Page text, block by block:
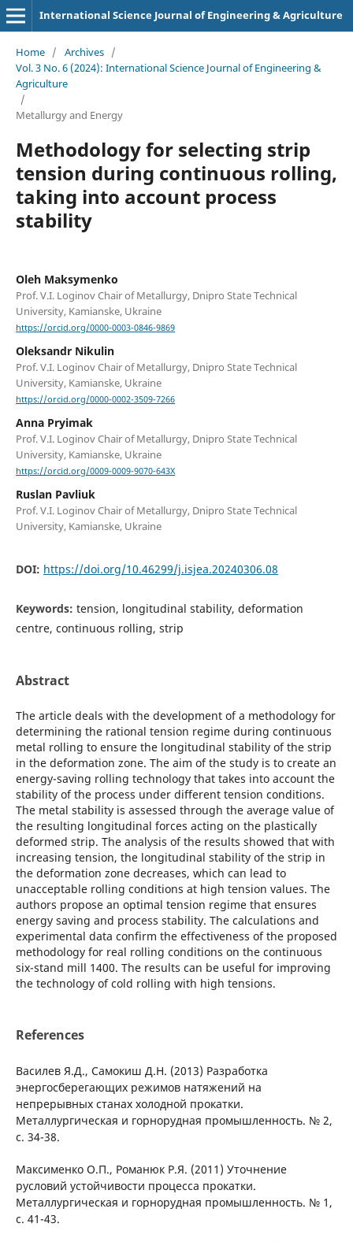
International Science Journal of Engineering & Agriculture
Home / Archives /
Vol. 3 No. 6 (2024): International Science Journal of Engineering &
Agriculture
/
Metallurgy and Energy
Methodology for selecting strip
tension during continuous rolling,
taking into account process
stability
Oleh Maksymenko
Prof. V.I. Loginov Chair of Metallurgy, Dnipro State Technical
University, Kamianske, Ukraine
https://orcid.org/0000-0003-0846-9869
Oleksandr Nikulin
Prof. V.I. Loginov Chair of Metallurgy, Dnipro State Technical
University, Kamianske, Ukraine
https://orcid.org/0000-0002-3509-7266
Anna Pryimak
Prof. V.I. Loginov Chair of Metallurgy, Dnipro State Technical
University, Kamianske, Ukraine
https://orcid.org/0009-0009-9070-643X
Ruslan Pavliuk
Prof. V.I. Loginov Chair of Metallurgy, Dnipro State Technical
University, Kamianske, Ukraine
DOI: https://doi.org/10.46299/j.isjea.20240306.08
Keywords: tension, longitudinal stability, deformation
centre, continuous rolling, strip
Abstract
The article deals with the development of a methodology for
determining the rational tension regime during continuous
metal rolling to ensure the longitudinal stability of the strip
in the deformation zone. The aim of the study is to create an
energy-saving rolling technology that takes into account the
stability of the process under different tension conditions.
The metal stability is assessed through the average value of
the resulting longitudinal forces acting on the plastically
deformed strip. The analysis of the results showed that with
increasing tension, the longitudinal stability of the strip in
the deformation zone decreases, which can lead to
unacceptable rolling conditions at high tension values. The
authors propose an optimal tension regime that ensures
energy saving and process stability. The calculations and
experimental data confirm the effectiveness of the proposed
methodology for real rolling conditions on the continuous
six-stand mill 1400. The results can be useful for improving
the technology of cold rolling with high tensions.
References
Василев Я.Д., Самокиш Д.Н. (2013) Разработка
энергосберегающих режимов натяжений на
непрерывных станах холодной прокатки.
Металлургическая и горнорудная промышленность. № 2,
с. 34-38.
Максименко О.П., Романюк Р.Я. (2011) Уточнение
русловий устойчивости процесса прокатки.
Металлургическая и горнорудная промышленность. № 1,
с. 41-43.